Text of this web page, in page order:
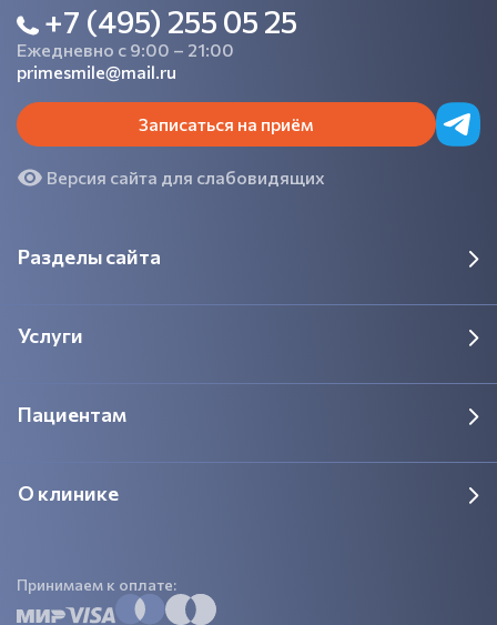
Разделы сайта
Услуги
Пациентам
О клинике
+7 (495) 255 05 25
Ежедневно с 9:00 – 21:00
primesmile@mail.ru
Записаться на приём
Версия сайта для слабовидящих
Принимаем к оплате: